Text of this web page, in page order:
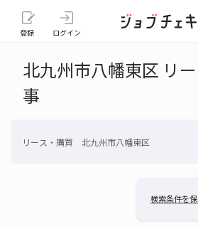
登録 ログイン
北九州市八幡東区 リ
事
リース・購買 北九州市八幡東区
検索条件を